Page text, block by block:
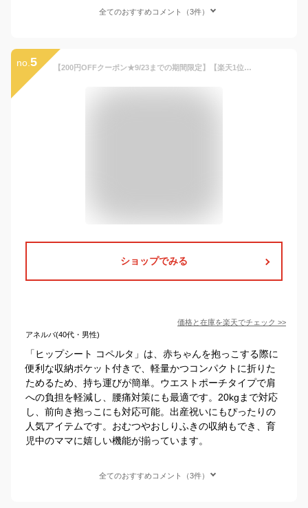
全てのおすすめコメント（3件）
no. 5 【200円OFFクーポン★9/23までの期間限定】【楽天1位】ヒップシート コペルタ 抱っこ紐 コンパクト おむつ おしりふき 収納ポケット付き 20kg 抱っこ カバン 荷物 ショルダー バッグ 折り畳み 折りたたみ 赤ちゃん 前向き ウエストポーチ 簡単 シングル 人気 出
ショップでみる
価格と在庫を楽天でチェック >>
アネルバ(40代・男性)
「ヒップシート コペルタ」は、赤ちゃんを抱っこする際に
便利な収納ポケット付きで、軽量かつコンパクトに折りた
ためるため、持ち運びが簡単。ウエストポーチタイプで肩
への負担を軽減し、腰痛対策にも最適です。20kgまで対応
し、前向き抱っこにも対応可能。出産祝いにもぴったりの
人気アイテムです。おむつやおしりふきの収納もでき、育
児中のママに嬉しい機能が揃っています。
全てのおすすめコメント（3件）